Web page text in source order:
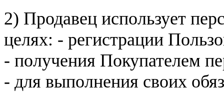
2) Продавец использует
целях: - регистрации
- получения Покупателем
- для выполнения своих